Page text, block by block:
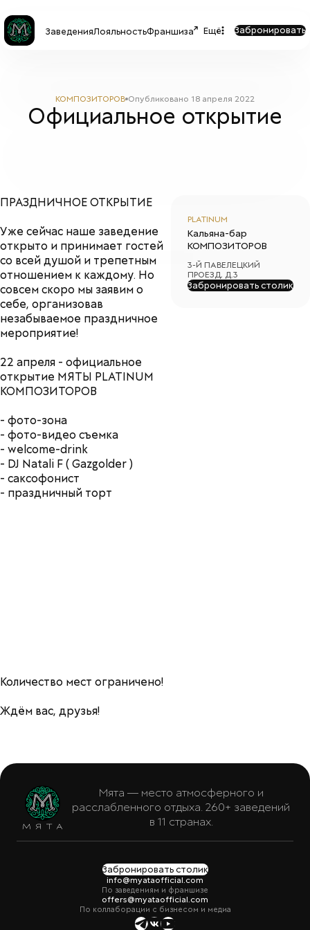
ЗаведенияЛояльностьФраншиза Ещё Забронировать
КОМПОЗИТОРОВ Опубликовано 18 апреля 2022
Официальное открытие
ПРАЗДНИЧНОЕ ОТКРЫТИЕ
Уже сейчас наше заведение
открыто и принимает гостей
со всей душой и трепетным
отношением к каждому. Но
совсем скоро мы заявим о
себе, организовав
незабываемое праздничное
мероприятие!
22 апреля - официальное
открытие МЯТЫ PLATINUM
КОМПОЗИТОРОВ
- фото-зона
- фото-видео съемка
- welcome-drink
- DJ Natali F ( Gazgolder )
- саксофонист
- праздничный торт
Количество мест ограничено!
Ждём вас, друзья!
PLATINUM
Кальяна-бар
КОМПОЗИТОРОВ
3-Й ПАВЕЛЕЦКИЙ
ПРОЕЗД, Д.3
Забронировать столик
Мята — место атмосферного и
расслабленного отдыха. 260+ заведений
в 11 странах.
Забронировать столик
info@myataofficial.com
По заведениям и франшизе
offers@myataofficial.com
По коллаборации с бизнесом и медиа